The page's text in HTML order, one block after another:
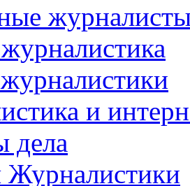
и
дела